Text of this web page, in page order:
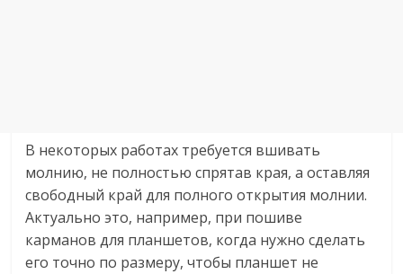
В некоторых работах требуется вшивать
молнию, не полностью спрятав края, а оставляя
свободный край для полного открытия молнии.
Актуально это, например, при пошиве
карманов для планшетов, когда нужно сделать
его точно по размеру, чтобы планшет не